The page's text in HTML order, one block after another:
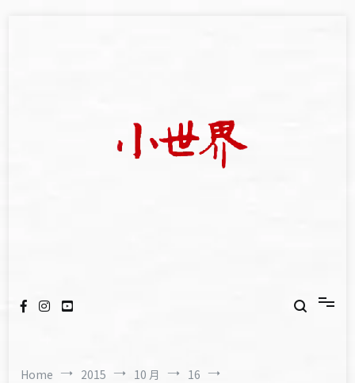
Home 2015 10 月
16